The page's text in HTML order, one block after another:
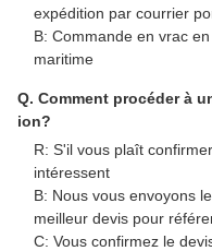
expédition par courrier
B: Commande en vrac
maritime
Q. Comment procéder à
ion?
R: S'il vous plaît
intéressent
B: Nous vous envoyons
meilleur devis pour
C: Vous confirmez le